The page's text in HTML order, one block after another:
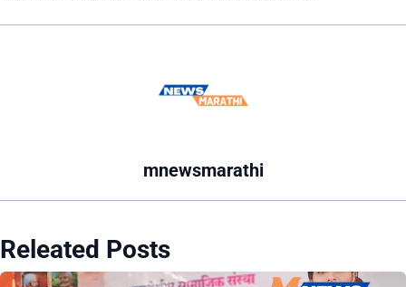
mnewsmarathi
Releated Posts